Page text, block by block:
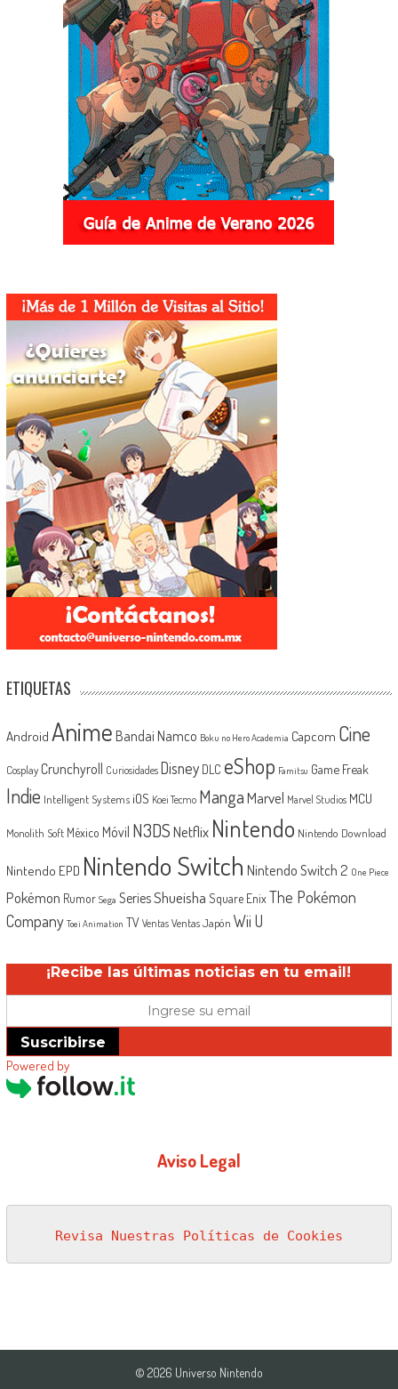
ETIQUETAS
Android Anime Bandai Namco Boku no Hero Academia Capcom Cine
Cosplay Crunchyroll Curiosidades Disney DLC eShop Famitsu Game Freak
Indie Intelligent Systems iOS Koei Tecmo MangaMarvel Marvel Studios MCU
Monolith Soft México Móvil N3DSNetflix Nintendo Nintendo Download
Nintendo EPD Nintendo Switch Nintendo Switch 2 One Piece
Pokémon Rumor Sega SeriesShueisha Square EnixThe Pokémon
Company Toei Animation TV Ventas Ventas Japón Wii U
¡Recibe las últimas noticias en tu email!
Suscribirse
Powered by
Aviso Legal
Revisa Nuestras Políticas de Cookies
© 2026 Universo Nintendo